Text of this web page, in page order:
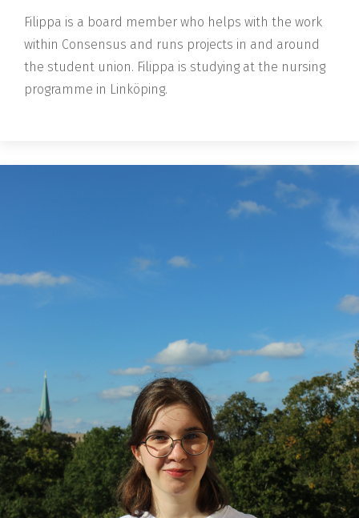
Filippa is a board member who helps with the work
within Consensus and runs projects in and around
the student union. Filippa is studying at the nursing
programme in Linköping.